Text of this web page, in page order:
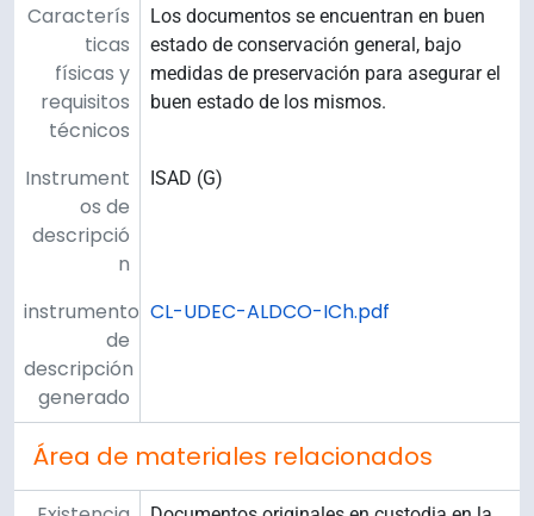
Caracterís
ticas
físicas y
requisitos
técnicos
Los documentos se encuentran en buen
estado de conservación general, bajo
medidas de preservación para asegurar el
buen estado de los mismos.
Instrument
os de
descripció
n
ISAD (G)
instrumento
de
descripción
generado
CL-UDEC-ALDCO-ICh.pdf
Área de materiales relacionados